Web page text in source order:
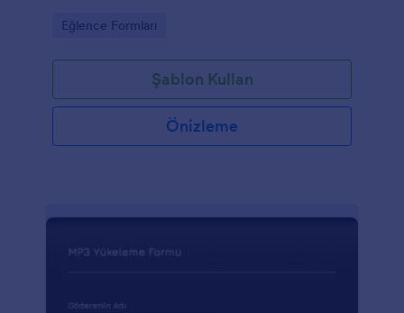
Go to Category:
Eğlence Formları
Şablon Kullan
Önizleme